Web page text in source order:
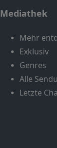
Mediathek
Mehr
Exklusiv
Genres
Alle
Letzte